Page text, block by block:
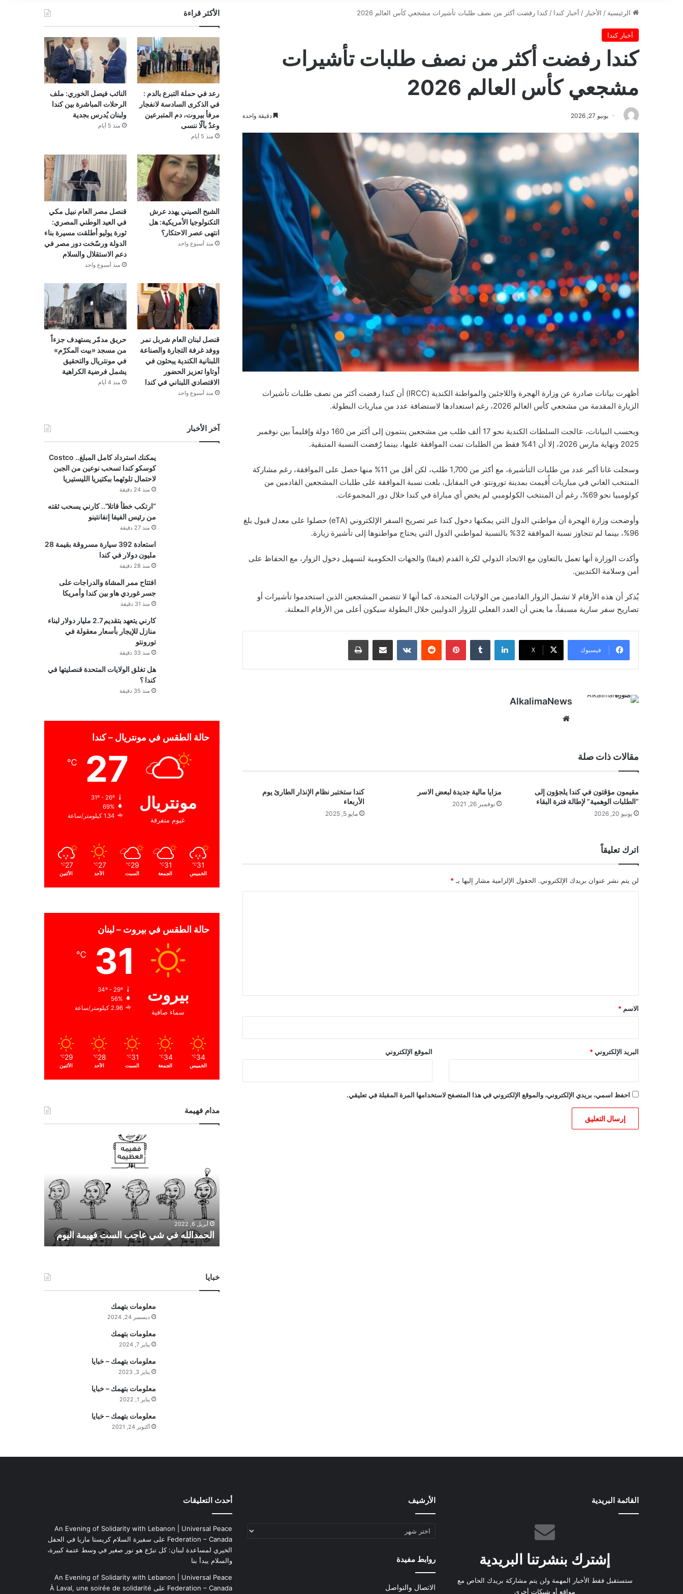
الرئيسية / الأخبار / أخبار كندا / كندا رفضت أكثر من نصف طلبات تأشيرات مشجعي كأس العالم 2026
أخبار كندا
كندا رفضت أكثر من نصف طلبات تأشيرات
مشجعي كأس العالم 2026
يونيو 27, 2026 دقيقة واحدة
أظهرت بيانات صادرة عن وزارة الهجرة واللاجئين والمواطنة الكندية (IRCC) أن كندا رفضت أكثر من نصف طلبات تأشيرات
الزيارة المقدمة من مشجعي كأس العالم 2026، رغم استعدادها لاستضافة عدد من مباريات البطولة.
وبحسب البيانات، عالجت السلطات الكندية نحو 17 ألف طلب من مشجعين ينتمون إلى أكثر من 160 دولة وإقليماً بين نوفمبر
2025 ونهاية مارس 2026، إلا أن 41% فقط من الطلبات تمت الموافقة عليها، بينما رُفضت النسبة المتبقية.
وسجلت غانا أكبر عدد من طلبات التأشيرة، مع أكثر من 1,700 طلب، لكن أقل من 11% منها حصل على الموافقة، رغم مشاركة
المنتخب الغاني في مباريات أُقيمت بمدينة تورونتو. في المقابل، بلغت نسبة الموافقة على طلبات المشجعين القادمين من
كولومبيا نحو 69%، رغم أن المنتخب الكولومبي لم يخض أي مباراة في كندا خلال دور المجموعات.
وأوضحت وزارة الهجرة أن مواطني الدول التي يمكنها دخول كندا عبر تصريح السفر الإلكتروني (eTA) حصلوا على معدل قبول بلغ
96%، بينما لم تتجاوز نسبة الموافقة 32% بالنسبة لمواطني الدول التي يحتاج مواطنوها إلى تأشيرة زيارة.
وأكدت الوزارة أنها تعمل بالتعاون مع الاتحاد الدولي لكرة القدم (فيفا) والجهات الحكومية لتسهيل دخول الزوار، مع الحفاظ على
أمن وسلامة الكنديين.
يُذكر أن هذه الأرقام لا تشمل الزوار القادمين من الولايات المتحدة، كما أنها لا تتضمن المشجعين الذين استخدموا تأشيرات أو
تصاريح سفر سارية مسبقاً، ما يعني أن العدد الفعلي للزوار الدوليين خلال البطولة سيكون أعلى من الأرقام المعلنة.
فيسبوك ‫X
لينكدإن بينتيريست
AlkalimaNews
مقالات ذات صلة
مقيمون مؤقتون في كندا يلجؤون إلى
“الطلبات الوهمية” لإطالة فترة البقاء
يونيو 20, 2026
مزايا مالية جديدة لبعض الاسر
نوفمبر 26, 2021
كندا ستختبر نظام الإنذار الطارئ يوم
الأربعاء
مايو 5, 2025
اترك تعليقاً
لن يتم نشر عنوان بريدك الإلكتروني. الحقول الإلزامية مشار إليها بـ *
*
الاسم *
البريد الإلكتروني * الموقع الإلكتروني
احفظ اسمي، بريدي الإلكتروني، والموقع الإلكتروني في هذا المتصفح لاستخدامها المرة المقبلة في تعليقي.
الأكثر قراءة
رعد في حملة التبرع بالدم :
في الذكرى السادسة لانفجار
مرفأ بيروت، دم المتبرعين
وعدٌ بألّا ننسى
منذ 5 أيام
النائب فيصل الخوري: ملف
الرحلات المباشرة بين كندا
ولبنان يُدرس بجدية
منذ 5 أيام
الشبح الصيني يهدد عرش
التكنولوجيا الأمريكية: هل
انتهى عصر الاحتكار؟
منذ أسبوع واحد
قنصل مصر العام نبيل مكي
في العيد الوطني المصري:
ثورة يوليو أطلقت مسيرة بناء
الدولة ورسّخت دور مصر في
دعم الاستقلال والسلام
منذ أسبوع واحد
قنصل لبنان العام شربل نمر
ووفد غرفة التجارة والصناعة
اللبنانية الكندية يبحثون في
أوتاوا تعزيز الحضور
الاقتصادي اللبناني في كندا
منذ أسبوع واحد
حريق مدمّر يستهدف جزءاً
من مسجد «بيت المكرّم»
في مونتريال والتحقيق
يشمل فرضية الكراهية
منذ 4 أيام
آخر الأخبار
يمكنك استرداد كامل المبلغ.. Costco
كوسكو كندا تسحب نوعين من الجبن
لاحتمال تلوثهما ببكتيريا الليستيريا
منذ 24 دقيقة
“ارتكب خطأ قاتلا”.. كارني يسحب ثقته
من رئيس الفيفا إنفانتينو
منذ 27 دقيقة
استعادة 392 سيارة مسروقة بقيمة 28
مليون دولار في كندا
منذ 28 دقيقة
افتتاح ممر المشاة والدراجات على
جسر غوردي هاو بين كندا وأمريكا
منذ 31 دقيقة
كارني يتعهد بتقديم 2.7 مليار دولار لبناء
منازل للإيجار بأسعار معقولة في
تورونتو
منذ 33 دقيقة
هل تغلق الولايات المتحدة قنصليتها في
كندا ؟
منذ 35 دقيقة
حالة الطقس في مونتريال – كندا
مونتريال
غيوم متفرقة
27
℃
31º - 26º
69%
1.34 كيلومتر/ساعة
31
℃
الخميس
31
℃
الجمعة
29
℃
السبت
27
℃
الأحد
27
℃
الأثنين
حالة الطقس في بيروت – لبنان
بيروت
سماء صافية
31
℃
34º - 29º
56%
2.96 كيلومتر/ساعة
34
℃
الخميس
34
℃
الجمعة
31
℃
السبت
28
℃
الأحد
29
℃
الأثنين
مدام فهيمة
د
ي
ع
ا
أبريل 6, 2022
الحمدالله في شي عاجب الست فهيمة اليوم
خبايا
معلومات بتهمك
ديسمبر 24, 2024
معلومات بتهمك
يناير 7, 2024
معلومات بتهمك – خبايا
يناير 3, 2023
معلومات بتهمك – خبايا
يناير 1, 2022
معلومات بتهمك – خبايا
أكتوبر 24, 2021
القائمة البريدية
إشترك بنشرتنا البريدية
ستستقبل فقط الأخبار المهمة ولن يتم مشاركة بريدك الخاص مع
مواقع أو شبكات أخرى
الأرشيف
الأرشيف
روابط مفيدة
الاتصال والتواصل
أحدث التعليقات
An Evening of Solidarity with Lebanon | Universal Peace
Federation – Canada على سفيرة السلام كريستا ماريا في الحفل
الخيري لمساعدة لبنان: كل تبرّع هو نور صغير في وسط عتمة كبيرة،
والسلام يبدأ بنا
An Evening of Solidarity with Lebanon | Universal Peace
Federation – Canada على À Laval, une soirée de solidarité